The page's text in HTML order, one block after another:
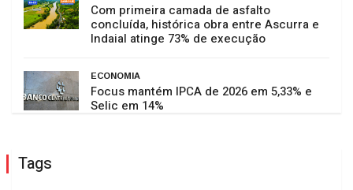
Com primeira camada de asfalto
concluída, histórica obra entre Ascurra e
Indaial atinge 73% de execução
ECONOMIA
Focus mantém IPCA de 2026 em 5,33% e
Selic em 14%
Tags